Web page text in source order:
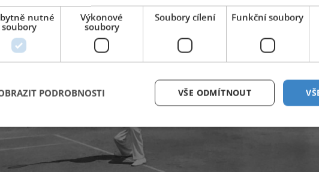
nutné
soubory
Výkonové
soubory
Soubory cílení Funkční soubory
VŠE ODMÍTNOUT
PODROBNOSTI